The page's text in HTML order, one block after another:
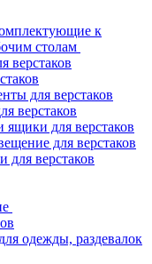
к
столам
верстаков
для верстаков
верстаков
для верстаков
для верстаков
для верстаков
одежды, раздевалок